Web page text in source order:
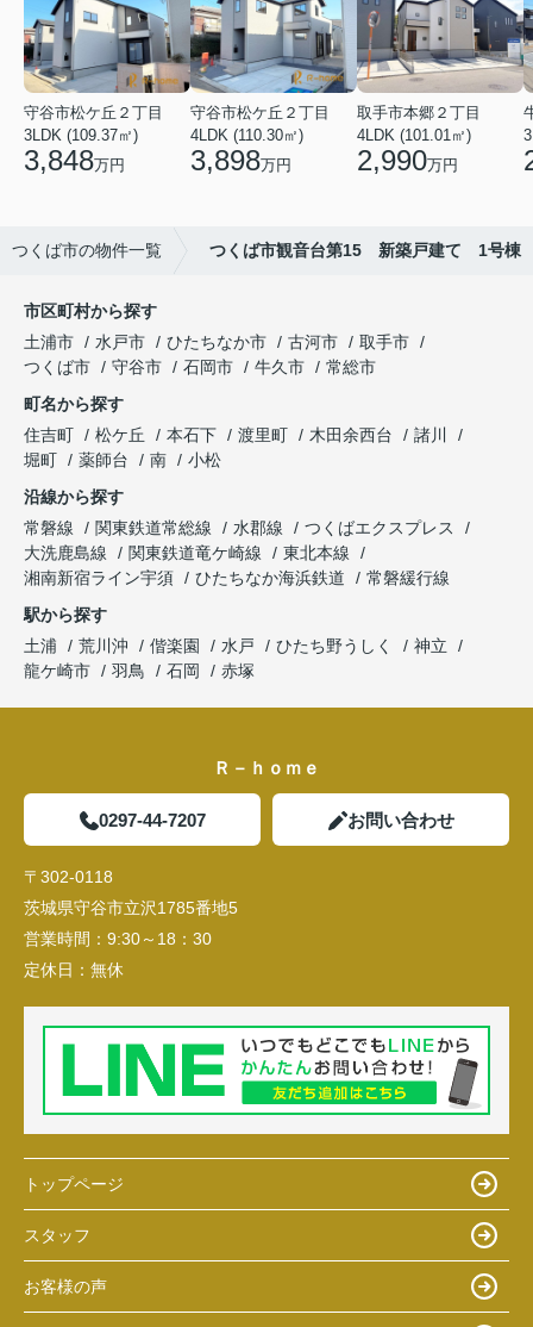
守谷市松ケ丘２丁目
3LDK (109.37㎡)
3,848万円
守谷市松ケ丘２丁目
4LDK (110.30㎡)
3,898万円
取手市本郷２丁目
4LDK (101.01㎡)
2,990万円
つくば市の物件一覧 つくば市観音台第15 新築戸建て 1号棟
市区町村から探す
土浦市
水戸市 ひたちなか市 古河市
取手市
つくば市
守谷市 石岡市 牛久市
常総市
町名から探す
住吉町
松ケ丘 本石下 渡里町 木田余西台
諸川
堀町
薬師台 南
小松
沿線から探す
常磐線
関東鉄道常総線 水郡線
つくばエクスプレス
大洗鹿島線
関東鉄道竜ケ崎線
東北本線
湘南新宿ライン宇須
ひたちなか海浜鉄道
常磐緩行線
駅から探す
土浦
荒川沖 偕楽園 水戸 ひたち野うしく
神立
龍ケ崎市
羽鳥 石岡 赤塚
Ｒ－ｈｏｍｅ
0297-44-7207 お問い合わせ
〒302-0118
茨城県守谷市立沢1785番地5
営業時間： 9:30～18：30
定休日： 無休
トップページ
スタッフ
お客様の声